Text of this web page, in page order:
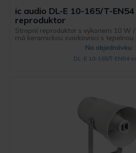
ic audio DL-E 10-165/T-
reproduktor
Stropní reproduktor s výkonem 10 W
má keramickou svorkovnici s tepelnou
Na objednávku
DL-E 10-165/T-EN54